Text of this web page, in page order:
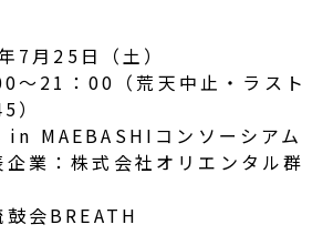
月25日（土）
21：00（荒天中止・ラスト
）
MAEBASHIコンソーシアム
株式会社オリエンタル群
会BREATH